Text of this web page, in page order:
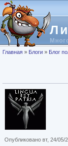
Перейти к основному
Вы здесь
Главная » Блоги » Блог
Опубликовано вт, 24/05/